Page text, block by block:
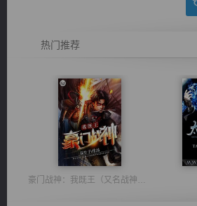
热门推荐
豪门战神：我既王（又名战神归来不败神婿修罗战神）